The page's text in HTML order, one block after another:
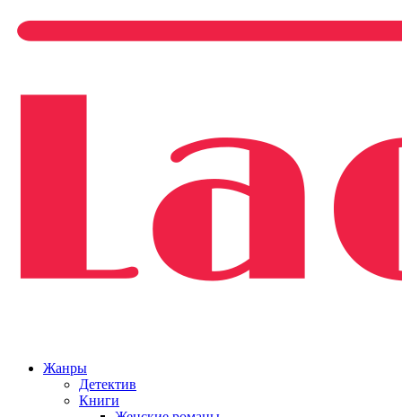
Жанры
Детектив
Книги